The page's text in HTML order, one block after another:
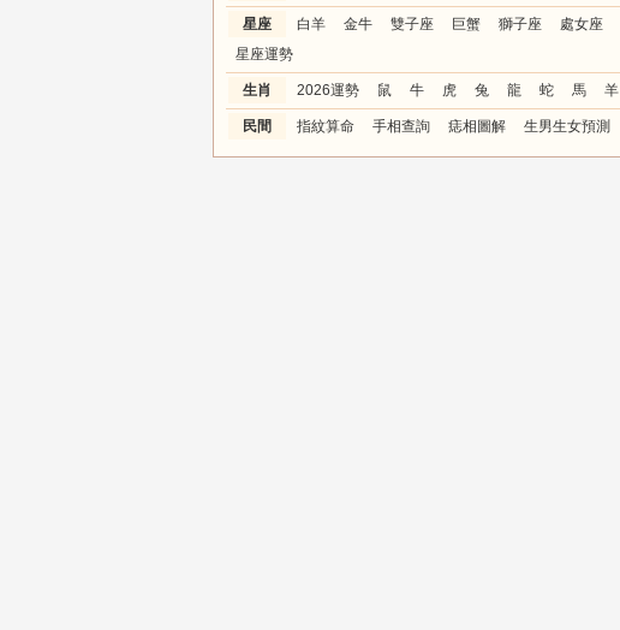
星座 白羊 金牛 雙子座 巨蟹 獅子座 處女座
星座運勢
生肖 2026運勢 鼠 牛 虎 兔 龍 蛇 馬 羊
民間 指紋算命 手相查詢 痣相圖解 生男生女預測